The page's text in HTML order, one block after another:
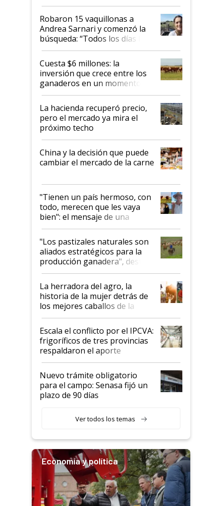
Robaron 15 vaquillonas a
Andrea Sarnari y comenzó la
búsqueda: “Todos los días le
toca a algún productor”
Cuesta $6 millones: la
inversión que crece entre los
ganaderos en un momento
histórico para la actividad
La hacienda recuperó precio,
pero el mercado ya mira el
próximo techo
China y la decisión que puede
cambiar el mercado de la carne
"Tienen un país hermoso, con
todo, merecen que les vaya
bien": el mensaje de una
ganadera uruguaya sobre las
oportunidades que se abren
para el agro en Argentina, con
foco en la carne
"Los pastizales naturales son
aliados estratégicos para la
producción ganadera", destaca
la iniciativa que ya reúne a 46
establecimientos en Argentina
La herradora del agro, la
historia de la mujer detrás de
los mejores caballos de la
Argentina y los mitos que
todavía hacen sufrir a estos
animales: "Mientras me
descalificaban, yo seguí
haciendo currículum"
Escala el conflicto por el IPCVA:
frigoríficos de tres provincias
respaldaron el aporte
obligatorio
Nuevo trámite obligatorio
para el campo: Senasa fijó un
plazo de 90 días
Ver todos los temas
Economía y política